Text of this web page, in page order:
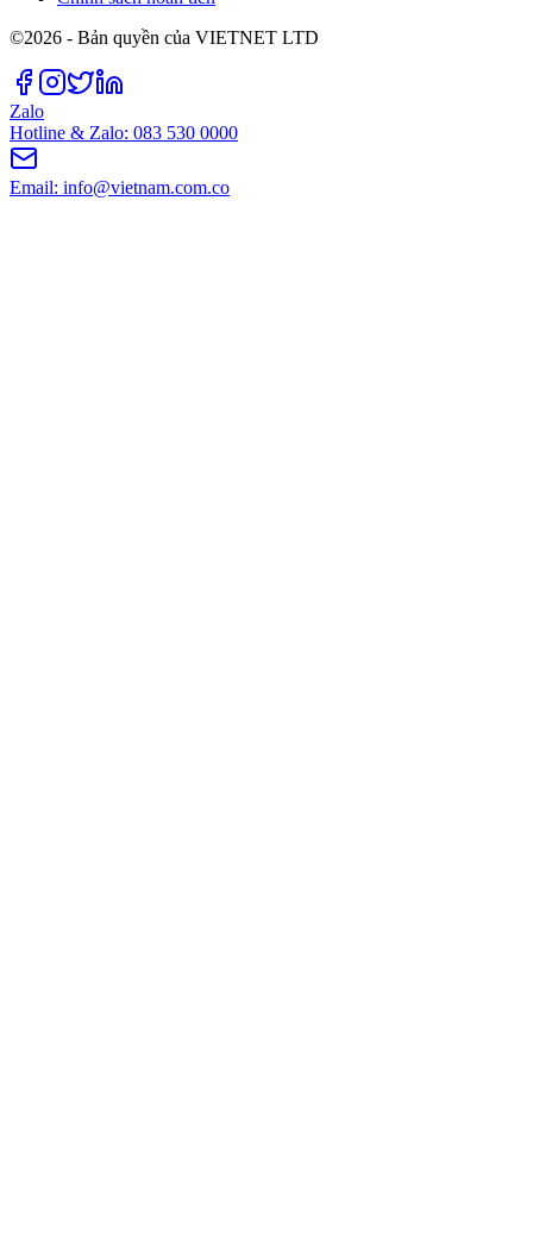
©2026 - Bản quyền của VIETNET LTD
Zalo
Hotline & Zalo: 083 530 0000
Email: info@vietnam.com.co